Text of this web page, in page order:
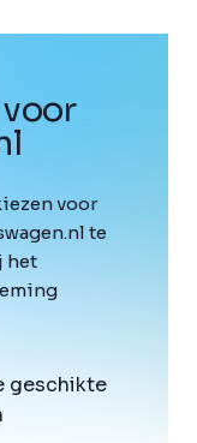
voor
te
het
geschikte